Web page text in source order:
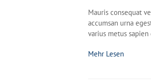
Mauris consequat
accumsan urna
varius metus
Mehr Lesen